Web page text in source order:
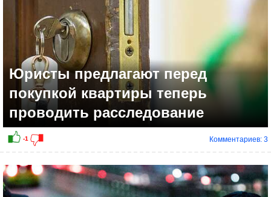
0
Юристы предлагают перед
покупкой квартиры теперь
проводить расследование
Комментариев: 3